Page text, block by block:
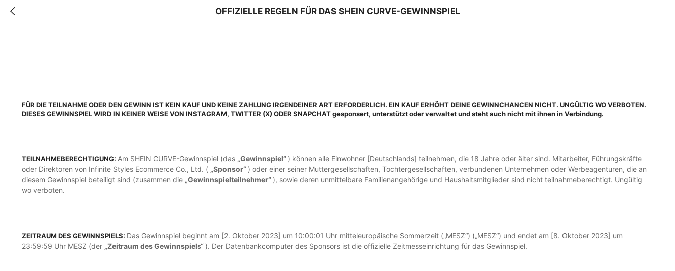
OFFIZIELLE REGELN FÜR DAS SHEIN CURVE-GEWINNSPIEL
FÜR DIE TEILNAHME ODER DEN GEWINN IST KEIN KAUF UND KEINE ZAHLUNG IRGENDEINER ART ERFORDERLICH. EIN KAUF ERHÖHT DEINE GEWINNCHANCEN NICHT. UNGÜLTIG WO VERBOTEN.
DIESES GEWINNSPIEL WIRD IN KEINER WEISE VON INSTAGRAM, TWITTER (X) ODER SNAPCHAT gesponsert, unterstützt oder verwaltet und steht auch nicht mit ihnen in Verbindung.
TEILNAHMEBERECHTIGUNG: Am SHEIN CURVE-Gewinnspiel (das „Gewinnspiel“ ) können alle Einwohner [Deutschlands] teilnehmen, die 18 Jahre oder älter sind. Mitarbeiter, Führungskräfte
oder Direktoren von Infinite Styles Ecommerce Co., Ltd. ( „Sponsor“ ) oder einer seiner Muttergesellschaften, Tochtergesellschaften, verbundenen Unternehmen oder Werbeagenturen, die an
diesem Gewinnspiel beteiligt sind (zusammen die „Gewinnspielteilnehmer“ ), sowie deren unmittelbare Familienangehörige und Haushaltsmitglieder sind nicht teilnahmeberechtigt. Ungültig
wo verboten.
ZEITRAUM DES GEWINNSPIELS: Das Gewinnspiel beginnt am [2. Oktober 2023] um 10:00:01 Uhr mitteleuropäische Sommerzeit („MESZ“) („MESZ“) und endet am [8. Oktober 2023] um
23:59:59 Uhr MESZ (der „Zeitraum des Gewinnspiels“ ). Der Datenbankcomputer des Sponsors ist die offizielle Zeitmesseinrichtung für das Gewinnspiel.